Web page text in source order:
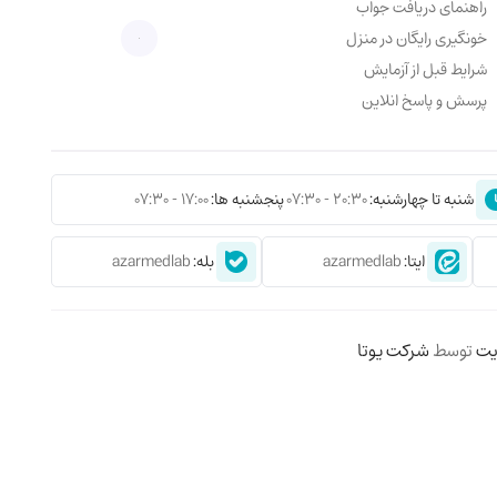
راهنمای دریافت جواب
خونگیری رایگان در منزل
شرایط قبل از آزمایش
پرسش و پاسخ انلاین
شنبه تا چهارشنبه:20:30 - 07:30 پنجشنبه ها:17:00 - 07:30
ایتا:azarmedlab بله:azarmedlab
توسطشرکت یوتا